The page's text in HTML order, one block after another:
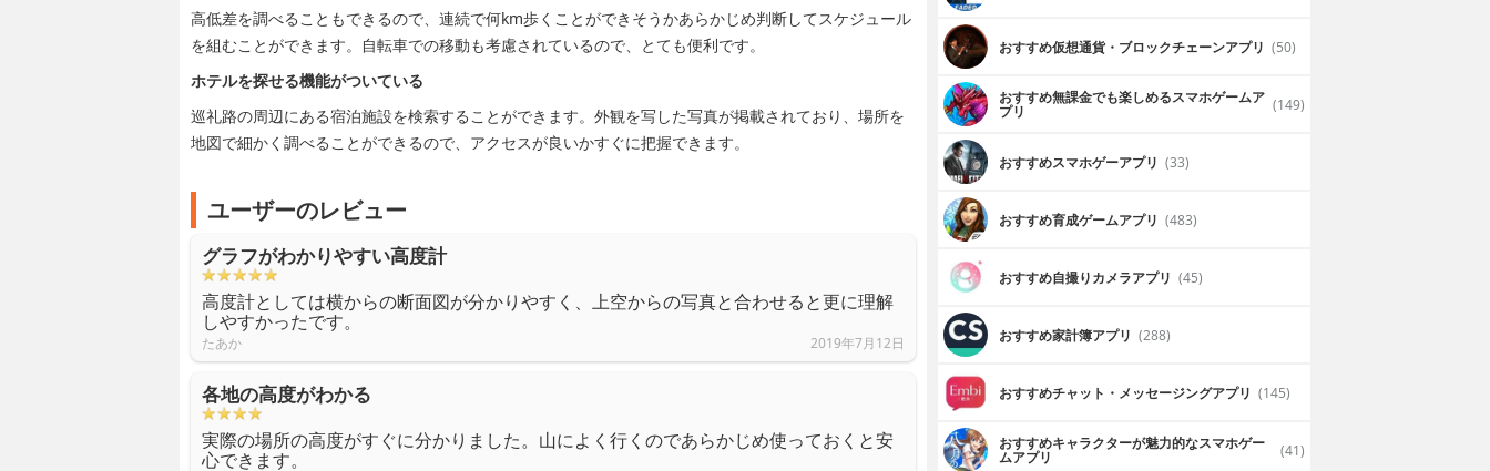
高低差を調べることもできるので、連続で何km歩くことができそうかあらかじめ判断してスケジュール
を組むことができます。自転車での移動も考慮されているので、とても便利です。
ホテルを探せる機能がついている
巡礼路の周辺にある宿泊施設を検索することができます。外観を写した写真が掲載されており、場所を
地図で細かく調べることができるので、アクセスが良いかすぐに把握できます。
ユーザーのレビュー
グラフがわかりやすい高度計
高度計としては横からの断面図が分かりやすく、上空からの写真と合わせると更に理解
しやすかったです。
たあか 2019年7月12日
各地の高度がわかる
実際の場所の高度がすぐに分かりました。山によく行くのであらかじめ使っておくと安
心できます。
おすすめ仮想通貨・ブロックチェーンアプリ (50)
おすすめ無課金でも楽しめるスマホゲームア
プリ (149)
おすすめスマホゲーアプリ (33)
おすすめ育成ゲームアプリ (483)
おすすめ自撮りカメラアプリ (45)
おすすめ家計簿アプリ (288)
おすすめチャット・メッセージングアプリ (145)
おすすめキャラクターが魅力的なスマホゲー
ムアプリ (41)